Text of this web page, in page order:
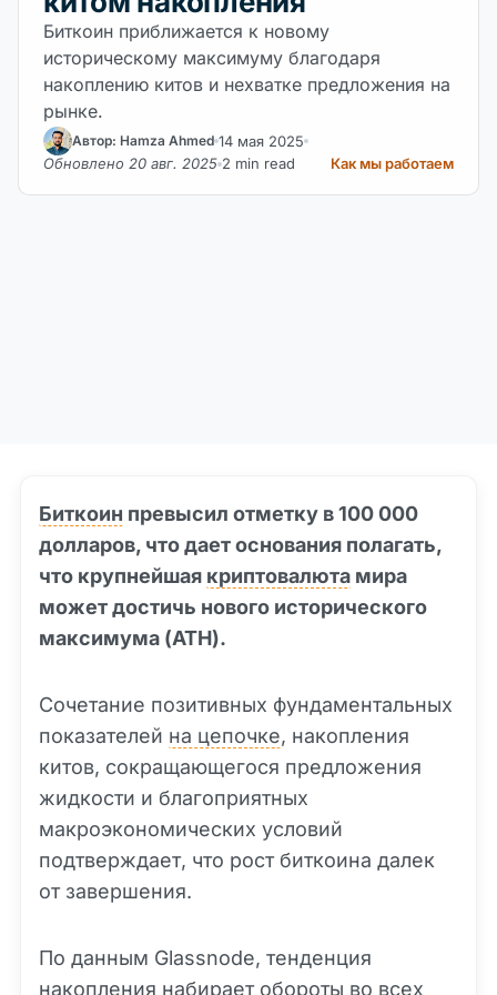
Биткоин приближается к новому
историческому максимуму благодаря
накоплению китов и нехватке предложения на
рынке.
Автор: Hamza Ahmed 14 мая 2025
Обновлено 20 авг. 2025 2 min read Как мы работаем
Биткоин превысил отметку в 100 000
долларов, что дает основания полагать,
что крупнейшая криптовалюта мира
может достичь нового исторического
максимума (ATH).
Сочетание позитивных фундаментальных
показателей на цепочке, накопления
китов, сокращающегося предложения
жидкости и благоприятных
макроэкономических условий
подтверждает, что рост биткоина далек
от завершения.
По данным Glassnode, тенденция
накопления набирает обороты во всех